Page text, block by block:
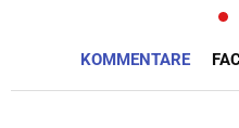
KOMMENTARE